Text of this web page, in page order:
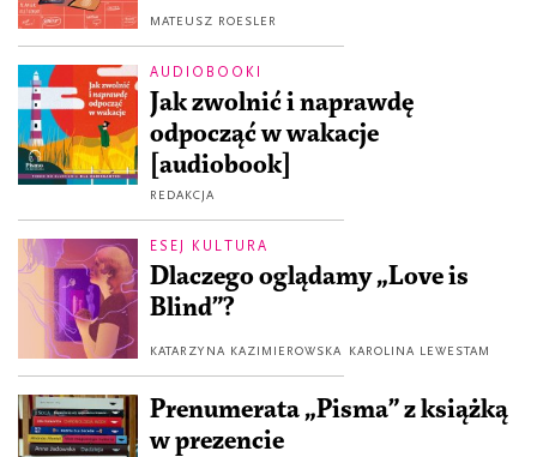
MATEUSZ ROESLER
AUDIOBOOKI
Jak zwolnić i naprawdę
odpocząć w wakacje
[audiobook]
REDAKCJA
ESEJ KULTURA
Dlaczego oglądamy „Love is
Blind”?
KATARZYNA KAZIMIEROWSKA KAROLINA LEWESTAM
Prenumerata „Pisma” z książką
w prezencie